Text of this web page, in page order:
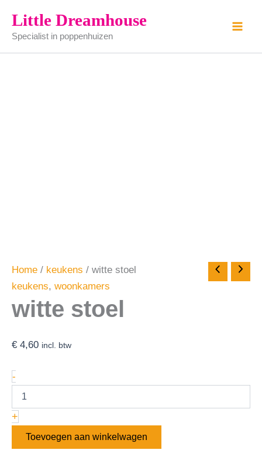
naar
inhoud
Little Dreamhouse
Specialist in poppenhuizen
Home / keukens / witte stoel
keukens, woonkamers
witte stoel
€ 4,60 incl. btw
-
stoel
aantal
+
Toevoegen aan winkelwagen